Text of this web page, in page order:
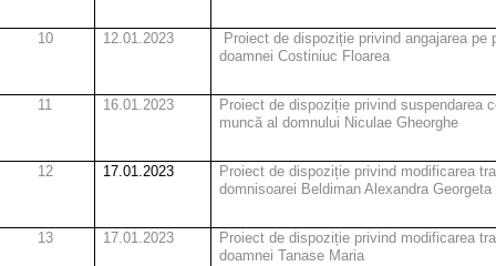
10 12.01.2023 Proiect de dispozițieprivind angajarea pe
doamnei Costiniuc Floarea
11 16.01.2023
Proiect de dispoziție privind suspendarea
muncă al domnului Niculae Gheorghe
12 17.01.2023
Proiect de dispoziție privind modificarea
domnisoarei Beldiman Alexandra Georgeta
13 17.01.2023
Proiect de dispoziție privind modificarea
doamnei Tanase Maria